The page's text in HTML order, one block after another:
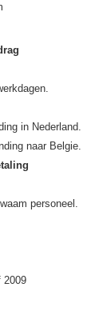
in Nederland.
2009